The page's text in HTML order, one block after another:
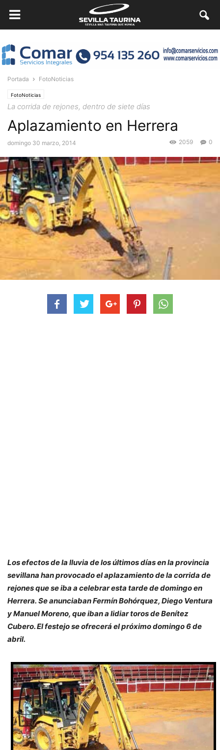
Portada FotoNoticias
FotoNoticias
La corrida de rejones, dentro de siete días
Aplazamiento en Herrera
domingo 30 marzo, 2014 0
2059
Los efectos de la lluvia de los últimos días en la provincia
sevillana han provocado el aplazamiento de la corrida de
rejones que se iba a celebrar esta tarde de domingo en
Herrera. Se anunciaban Fermín Bohórquez, Diego Ventura
y Manuel Moreno, que iban a lidiar toros de Benítez
Cubero. El festejo se ofrecerá el próximo domingo 6 de
abril.